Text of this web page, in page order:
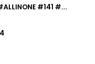
#141 #...